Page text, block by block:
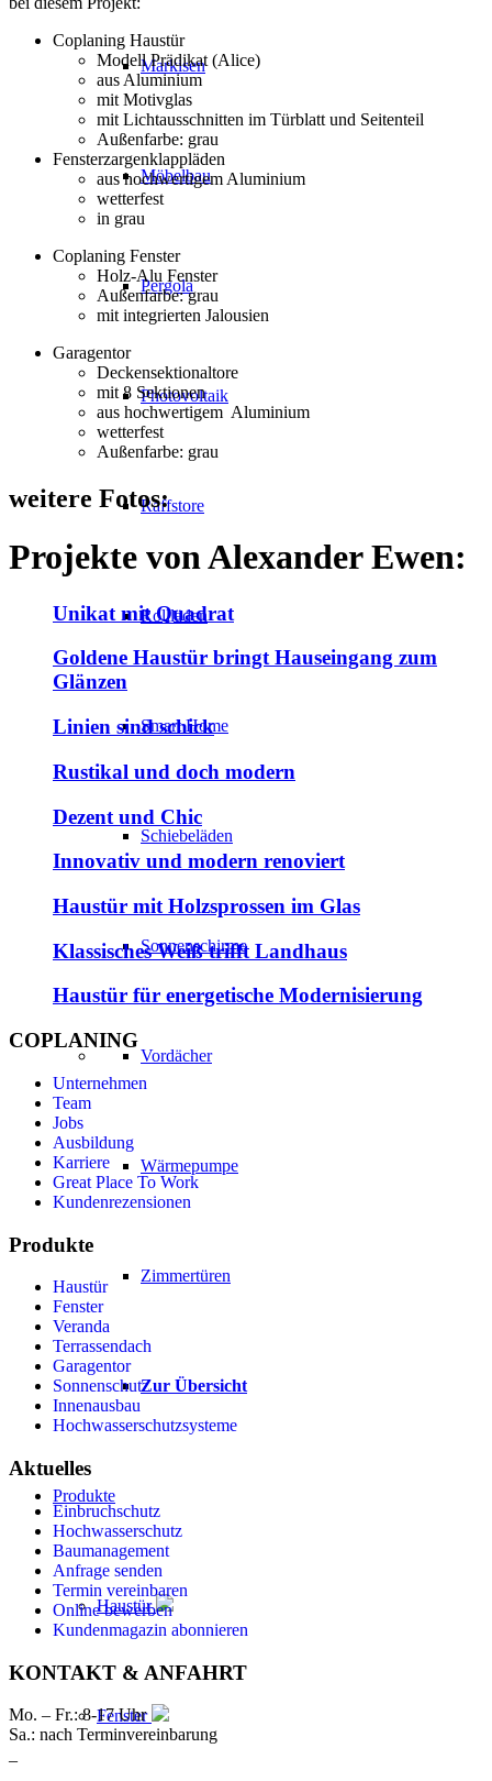
Markisen
Möbelbau
Pergola
Photovoltaik
Raffstore
Rollläden
Smart Home
Schiebeläden
Sonnenschirme
Vordächer
Wärmepumpe
Zimmertüren
Zur Übersicht
Produkte
Haustür
Fenster
Coplaning Haustür
Modell Prädikat (Alice)
aus Aluminium
mit Motivglas
mit Lichtausschnitten im Türblatt und Seitenteil
Außenfarbe: grau
Fensterzargenklappläden
aus hochwertigem Aluminium
wetterfest
in grau
Coplaning Fenster
Holz-Alu Fenster
Außenfarbe: grau
mit integrierten Jalousien
Garagentor
Deckensektionaltore
mit 8 Sektionen
aus hochwertigem Aluminium
wetterfest
Außenfarbe: grau
weitere Fotos:
Projekte vonAlexander Ewen:
Unikat mit Quadrat
Goldene Haustür bringt Hauseingang zum
Glänzen
Linien sind schick
Rustikal und doch modern
Dezent und Chic
Innovativ und modern renoviert
Haustür mit Holzsprossen im Glas
Klassisches Weiß trifft Landhaus
Haustür für energetische Modernisierung
COPLANING
Unternehmen
Team
Jobs
Ausbildung
Karriere
Great Place To Work
Kundenrezensionen
Produkte
Haustür
Fenster
Veranda
Terrassendach
Garagentor
Sonnenschutz
Innenausbau
Hochwasserschutzsysteme
Aktuelles
Einbruchschutz
Hochwasserschutz
Baumanagement
Anfrage senden
Termin vereinbaren
Online bewerben
Kundenmagazin abonnieren
KONTAKT & ANFAHRT
Mo. – Fr.: 8-17 Uhr
Sa.: nach Terminvereinbarung